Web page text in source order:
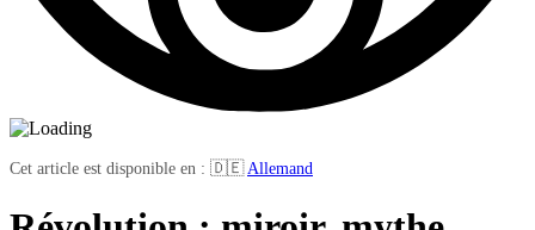
Cet article est disponible en : 🇩🇪Allemand